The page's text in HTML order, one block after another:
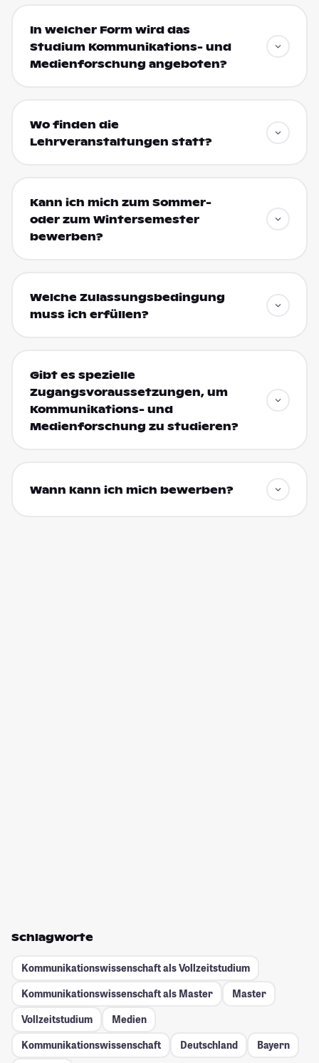
In welcher Form wird das
Studium Kommunikations- und
Medienforschung angeboten?
Wo finden die
Lehrveranstaltungen statt?
Kann ich mich zum Sommer-
oder zum Wintersemester
bewerben?
Welche Zulassungsbedingung
muss ich erfüllen?
Gibt es spezielle
Zugangsvoraussetzungen, um
Kommunikations- und
Medienforschung zu studieren?
Wann kann ich mich bewerben?
Schlagworte
Kommunikationswissenschaft als Vollzeitstudium
Kommunikationswissenschaft als Master
Master
Vollzeitstudium
Medien
Kommunikationswissenschaft
Deutschland
Bayern